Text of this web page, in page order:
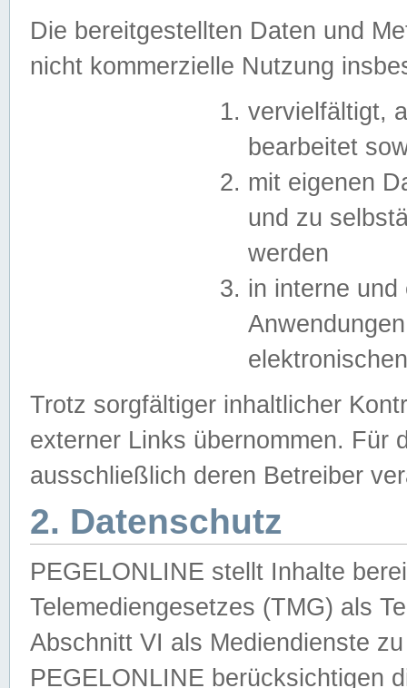
Die bereitgestellten Daten und
nicht kommerzielle Nutzung
vervielfältigt,
bearbeitet
mit eigenen
und zu
werden
in interne
Trotz sorgfältiger inhaltlicher
externer Links übernommen. Für
ausschließlich deren Betreiber
2. Datenschutz
PEGELONLINE stellt Inhalte
Telemediengesetzes (TMG) als
Abschnitt VI als Mediendienste
PEGELONLINE berücksichtigen